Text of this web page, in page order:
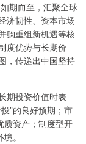
期而至，汇聚全球
济韧性、资本市场
购重组新机遇等核
度优势与长期价
，传递出中国坚持
期投资价值时表
”的良好预期；市
质资产；制度型开
。